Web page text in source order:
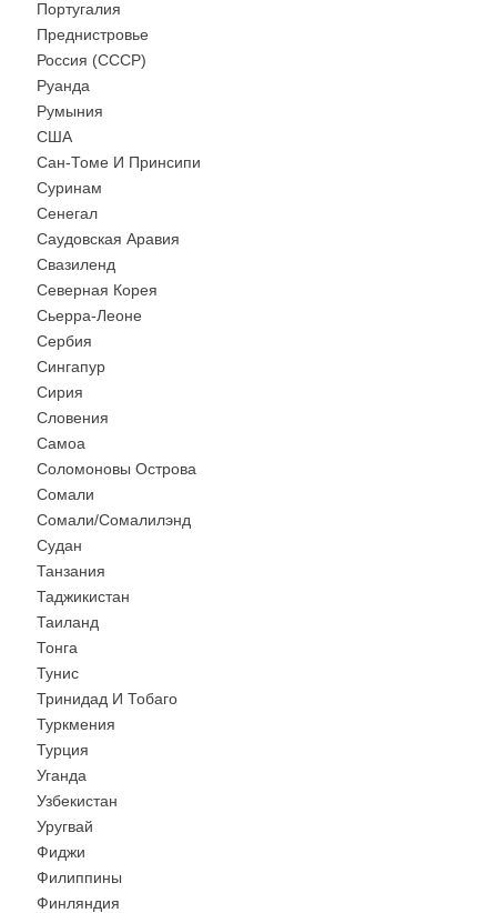
Португалия
Преднистровье
Россия (СССР)
Руанда
Румыния
США
Сан-Томе И Принсипи
Суринам
Сенегал
Саудовская Аравия
Свазиленд
Северная Корея
Сьерра-Леоне
Сербия
Сингапур
Сирия
Словения
Самоа
Соломоновы Острова
Сомали
Сомали/Сомалилэнд
Судан
Танзания
Таджикистан
Таиланд
Тонга
Тунис
Тринидад И Тобаго
Туркмения
Турция
Уганда
Узбекистан
Уругвай
Фиджи
Филиппины
Финляндия